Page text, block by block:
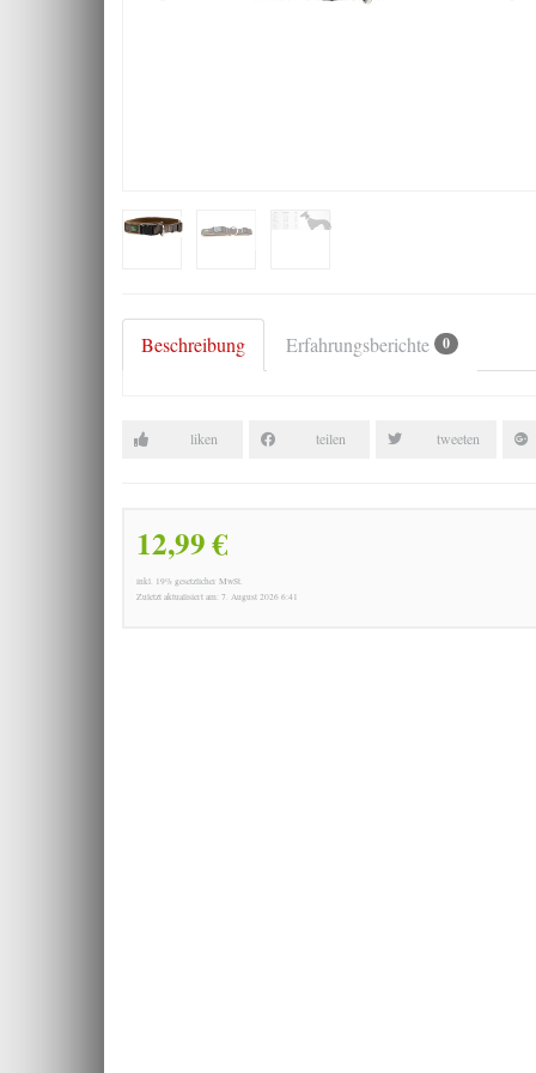
Beschreibung Erfahrungsberichte 0
liken teilen tweeten
12,99 €
inkl. 19% gesetzlicher MwSt.
Zuletzt aktualisiert am: 7. August 2026 6:41